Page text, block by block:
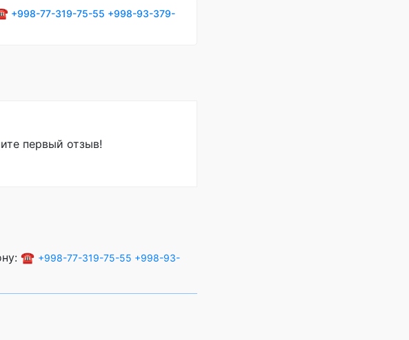
+998-77-319-75-55 +998-93-379-
первый отзыв!
☎️ +998-77-319-75-55 +998-93-